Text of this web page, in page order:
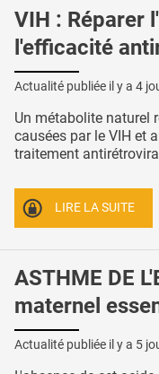
VIH : Réparer
l'efficacité
Actualité publiée il y a 4
Un métabolite naturel
causées par le VIH et
traitement
LIRE LA SUITE
ASTHME DE
maternel
Actualité publiée il y a 5